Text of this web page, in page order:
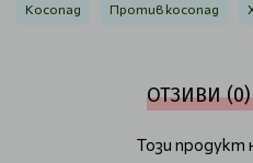
Косопад Против косопад
ОТЗИВИ
Този продукт